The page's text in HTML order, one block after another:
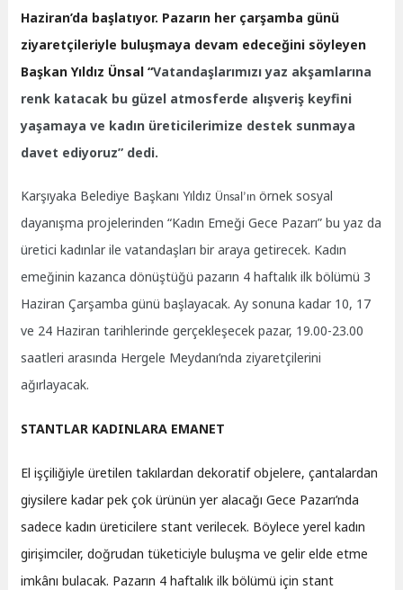
Haziran’da başlatıyor. Pazarın her çarşamba günü
ziyaretçileriyle buluşmaya devam edeceğini söyleyen
Başkan Yıldız Ünsal “Vatandaşlarımızı yaz akşamlarına
renk katacak bu güzel atmosferde alışveriş keyfini
yaşamaya ve kadın üreticilerimize destek sunmaya
davet ediyoruz” dedi.
Karşıyaka Belediye Başkanı Yıldız Ünsal’ın örnek sosyal
dayanışma projelerinden “Kadın Emeği Gece Pazarı” bu yaz da
üretici kadınlar ile vatandaşları bir araya getirecek. Kadın
emeğinin kazanca dönüştüğü pazarın 4 haftalık ilk bölümü 3
Haziran Çarşamba günü başlayacak. Ay sonuna kadar 10, 17
ve 24 Haziran tarihlerinde gerçekleşecek pazar, 19.00-23.00
saatleri arasında Hergele Meydanı’nda ziyaretçilerini
ağırlayacak.
STANTLAR KADINLARA EMANET
El işçiliğiyle üretilen takılardan dekoratif objelere, çantalardan
giysilere kadar pek çok ürünün yer alacağı Gece Pazarı’nda
sadece kadın üreticilere stant verilecek. Böylece yerel kadın
girişimciler, doğrudan tüketiciyle buluşma ve gelir elde etme
imkânı bulacak. Pazarın 4 haftalık ilk bölümü için stant